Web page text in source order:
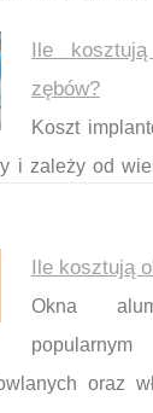
Ile
zębów?
Koszt
i zależy od
Ile kosztują
Okna
oraz